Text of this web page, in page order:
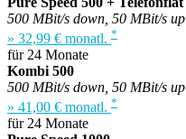
500 MBit/s down, 50 MBit/s up
» 32,99 € monatl. *
für 24 Monate
Kombi 500
500 MBit/s down, 50 MBit/s up
» 41,00 € monatl. *
für 24 Monate